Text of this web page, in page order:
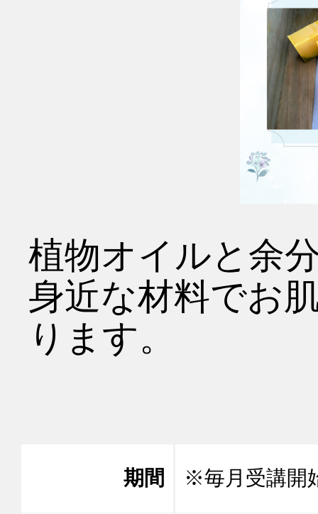
植物オイルと余
身近な材料でお
ります。
期間 ※毎月受講開